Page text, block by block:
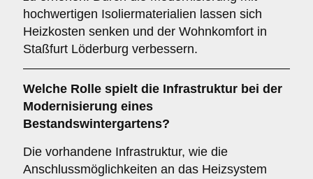
hochwertigen Isoliermaterialien lassen sich
Heizkosten senken und der Wohnkomfort in
Staßfurt Löderburg verbessern.
Welche Rolle spielt die Infrastruktur bei der
Modernisierung eines
Bestandswintergartens?
Die vorhandene Infrastruktur, wie die
Anschlussmöglichkeiten an das Heizsystem